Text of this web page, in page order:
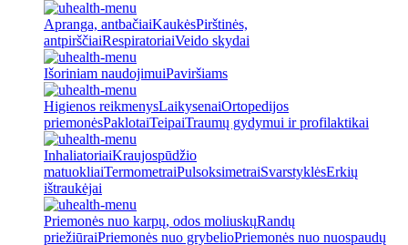
Apranga, antbačiaiKaukėsPirštinės,
antpirščiaiRespiratoriaiVeido skydai
Išoriniam naudojimuiPaviršiams
Higienos reikmenysLaikysenaiOrtopedijos
priemonėsPaklotaiTeipaiTraumų gydymui ir profilaktikai
InhaliatoriaiKraujospūdžio
matuokliaiTermometraiPulsoksimetraiSvarstyklėsErkių
ištraukėjai
Priemonės nuo karpų, odos moliuskųRandų
priežiūraiPriemonės nuo grybelioPriemonės nuo nuospaudų